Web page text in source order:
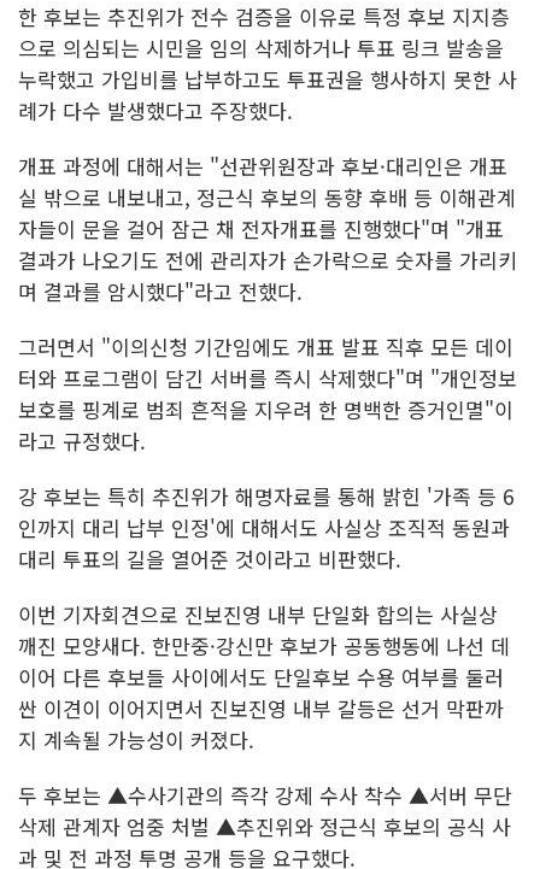
한 후보는 추진위가 전수 검증을 이유로 특정 후보 지지층
으로 의심되는 시민을 임의 삭제하거나 투표 링크 발송을
누락했고 가입비를 납부하고도 투표권을 행사하지 못한 사
례가 다수 발생했다고 주장했다.
개표 과정에 대해서는 "선관위원장과 후보·대리인은 개표
실 밖으로 내보내고, 정근식 후보의 동향 후배 등 이해관계
자들이 문을 걸어 잠근 채 전자개표를 진행했다"며 "개표
결과가 나오기도 전에 관리자가 손가락으로 숫자를 가리키
며 결과를 암시했다"라고 전했다.
그러면서 "이의신청 기간임에도 개표 발표 직후 모든 데이
터와 프로그램이 담긴 서버를 즉시 삭제했다"며 "개인정보
보호를 핑계로 범죄 흔적을 지우려 한 명백한 증거인멸"이
라고 규정했다.
강 후보는 특히 추진위가 해명자료를 통해 밝힌 '가족 등 6
인까지 대리 납부 인정'에 대해서도 사실상 조직적 동원과
대리 투표의 길을 열어준 것이라고 비판했다.
이번 기자회견으로 진보진영 내부 단일화 합의는 사실상
깨진 모양새다. 한만중·강신만 후보가 공동행동에 나선 데
이어 다른 후보들 사이에서도 단일후보 수용 여부를 둘러
싼 이견이 이어지면서 진보진영 내부 갈등은 선거 막판까
지 계속될 가능성이 커졌다.
두 후보는 ▲수사기관의 즉각 강제 수사 착수 ▲서버 무단
삭제 관계자 엄중 처벌 ▲추진위와 정근식 후보의 공식 사
과 및 전 과정 투명 공개 등을 요구했다.